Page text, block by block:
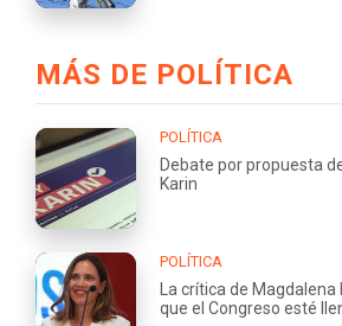
MÁS DE POLÍTICA
POLÍTICA
Debate por propuesta
Karin
POLÍTICA
La crítica de
que el Congreso esté